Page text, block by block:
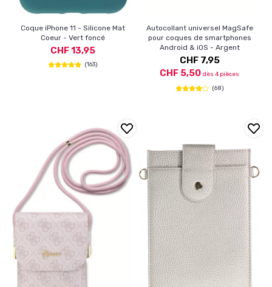
Coque iPhone 11 - Silicone Mat
Coeur - Vert foncé
CHF 13,95
(163)
Autocollant universel MagSafe
pour coques de smartphones
Android & iOS - Argent
CHF 7,95
CHF 5,50 dès 4 pièces
(68)